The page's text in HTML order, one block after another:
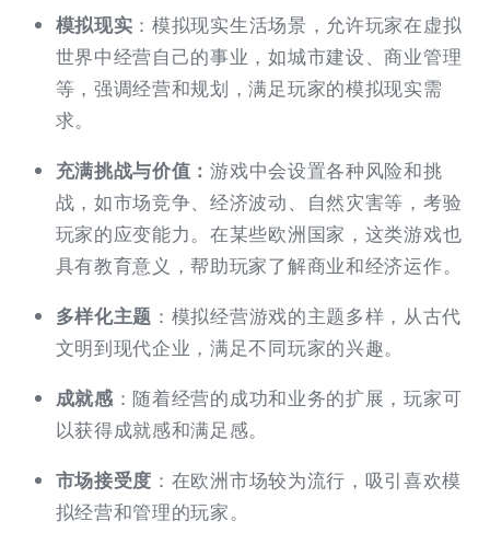
模拟现实 ：模拟现实生活场景，允许玩家在虚拟
世界中经营自己的事业，如城市建设、商业管理
等，强调经营和规划，满足玩家的模拟现实需
求。
充满挑战与价值：游戏中会设置各种风险和挑
战，如市场竞争、经济波动、自然灾害等，考验
玩家的应变能力。在某些欧洲国家，这类游戏也
具有教育意义，帮助玩家了解商业和经济运作。
多样化主题 ：模拟经营游戏的主题多样，从古代
文明到现代企业，满足不同玩家的兴趣。
成就感 ：随着经营的成功和业务的扩展，玩家可
以获得成就感和满足感。
市场接受度 ：在欧洲市场较为流行，吸引喜欢模
拟经营和管理的玩家。